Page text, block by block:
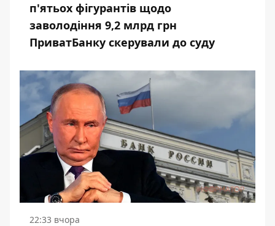
п'ятьох фігурантів щодо
заволодіння 9,2 млрд грн
ПриватБанку скерували до суду
22:33 вчора